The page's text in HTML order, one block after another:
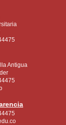
Antigua